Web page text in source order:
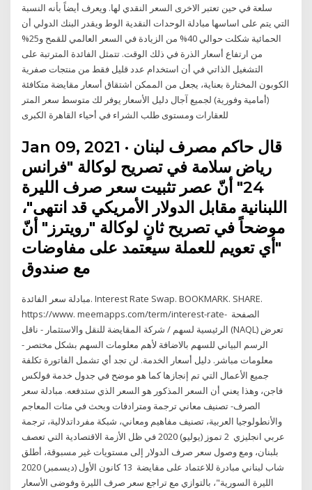
سلعة في حين تعتبر الاخرى السعر النقدي لها. ويعرف أيضاً بأنه النسبة
التي يتم على اساسها مبادلة الوحدات النقدية الوط ويقدر البنك الدولي أن
الحمائية شكلت حوالي 40% من الزيادة في السعر العالمي للقمح و25%
من ارتفاع أسعار الذرة في ذلك الوقت. تتمثل الفائدة المترتبة على
التشغيل الذاتي في أن استخدام عدد قليل فقط من منتجات صفرية
الكوبون المختارة بعناية، يجعل من الممكن اشتقاق أسعار مقايضة متكافئة
(أمامية وفورية) لجميع آجال دليل الأسعار يوفر لك متوسط سعر المتر
للعقارات ومستوى طلب الشراء في أحياء القاهرة الكبرى
Jan 09, 2021 · قال حاكم مصرف لبنان
رياض سلامة في تصريح لوكالة "فرانس
24" أنّ عصر تثبيت سعر صرف الليرة
اللبنانية مقابل الدولار الأمريكي قد انتهى"،
موضحاً في تصريح ثانٍ لوكالة "رويترز" أنّ
"أي تعويم للعملة سيعتمد على مفاوضات
مع صندوق
مبادلة سعر الفائدة. Interest Rate Swap. BOOKMARK. SHARE.
https://www. meemapps.com/term/interest-rate- الصفحة
الرئيسية لسهم / شركة المقايضة للنقل والاستثمار - ناقل (NAQL) تعرض
الرسم البياني للسهم بالاضافة لأهم معلومات السهم بشكل مختصر -
معلومات مباشر. دليل أسعار الخدمة. لن تجد أي تشمل الفاتورة تكلفة
جميع الأعمال التي تم إنجازها كما هو موضح في جدول خدمة فولكس
فاجن، وهذا يعني أن السعر المذكور هو السعر الذي ستدفعه. مبادلة سعر
الصرف- تصنيف معاني ترجمة ومترادفات وبحث في مئات المعاجم
والأنطولوجيا العربية، تصنيف مفاهيم ومعاني، شبكة مفرداتدلالية، ترجمة
عربي انجليزي 2 تموز (يوليو) 2020 في ظل الأزمة الاقتصادية التي تعصف
بلبنان، ومع وصول سعر صرف الدولار إلى مستويات غير مسبوقة، أطلق
شاب لبناني مبادرة للاعتماد على مقايضة 13 كانون الأول (ديسمبر) 2020
الليرة السورية"، بالتوازي مع تراجع سعر صرف الليرة وفوضى الأسعار